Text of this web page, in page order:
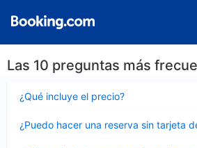
Las 10 preguntas más
¿Qué incluye el precio?
cerrado
¿Puedo hacer una reserva sin tarjeta
cerrado